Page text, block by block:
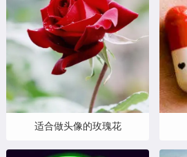
适合做头像的玫瑰花